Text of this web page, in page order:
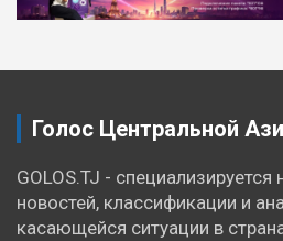
Голос Центральной
GOLOS.TJ -
новостей, классификации и
касающейся ситуации в